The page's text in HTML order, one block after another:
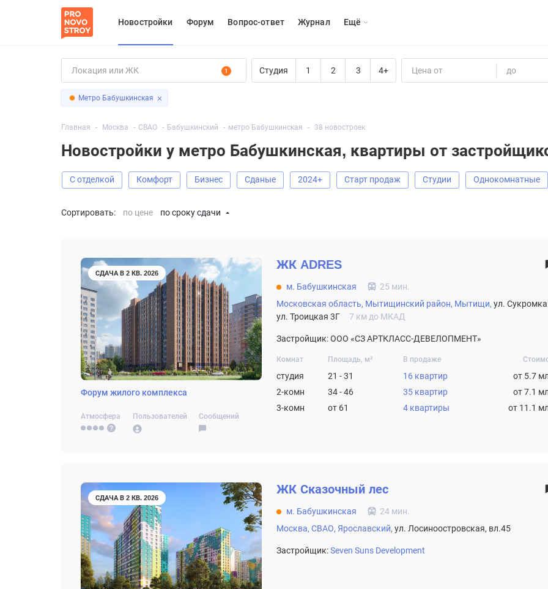
Новостройки Форум Вопрос-ответ Журнал Eщё
1 Студия 1 2 3 4+ Цена от до
Метро Бабушкинская
Главная Москва СВАО Бабушкинский метро Бабушкинская 38 новостроек
Новостройки у метро Бабушкинская, квартиры от
С отделкой Комфорт Бизнес Сданые 2024+ старт продаж Студии Однокомнатные
Сортировать: по цене по сроку сдачи
СДАЧА В 2 КВ. 2026
Форум жилого комплекса
Атмосфера Пользователей Сообщений
ЖК ADRES
м. Бабушкинская
25 мин.
Московская область, Мытищинский район, Мытищи, ул.
ул. Троицкая 3Г
7 км до МКАД
Застройщик: ООО «СЗ АРТКЛАСС-ДЕВЕЛОПМЕНТ»
Комнат Площадь, м² В продаже
студия 21 - 31 16 квартир
от 5.7
2-комн
34 - 46 35 квартир
от 7.1
3-комн
от 61 4 квартиры от 11.1
СДАЧА В 2 КВ. 2026
ЖК Сказочный лес
м. Бабушкинская
24 мин.
Москва, СВАО, Ярославский, ул. Лосиноостровская, вл.45
Застройщик:Seven Suns Development